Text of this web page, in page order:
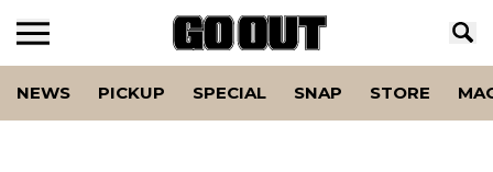
NEWS PICKUP SPECIAL SNAP STORE